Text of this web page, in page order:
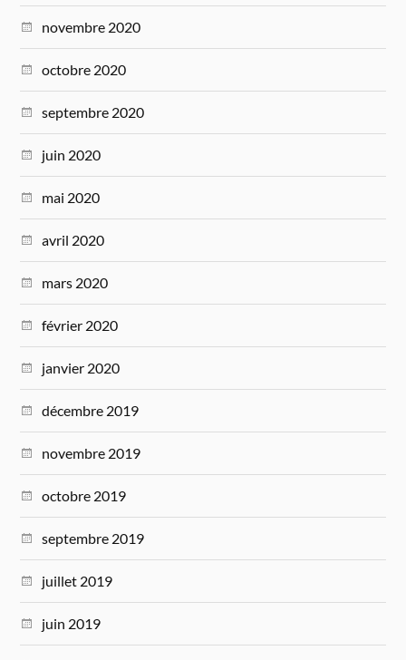
novembre 2020
octobre 2020
septembre 2020
juin 2020
mai 2020
avril 2020
mars 2020
février 2020
janvier 2020
décembre 2019
novembre 2019
octobre 2019
septembre 2019
juillet 2019
juin 2019